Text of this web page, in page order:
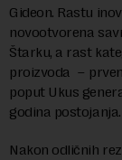
Gideon. Rastu
novootvorena
Štarku, a rast
proizvoda –
poput Ukus
godina postojanja.
Nakon odličnih